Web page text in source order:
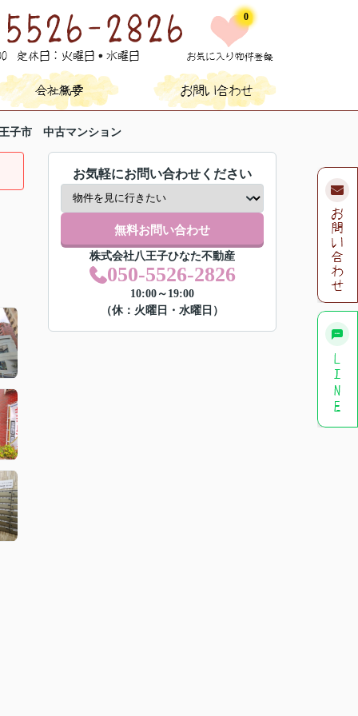
0
子市 中古マンション
お気軽にお問い合わせください
無料お問い合わせ
株式会社八王子ひなた不動産
050-5526-2826
10:00～19:00
（休：火曜日・水曜日）